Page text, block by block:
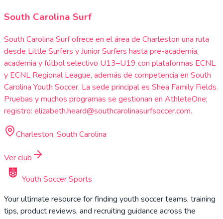
South Carolina Surf
South Carolina Surf ofrece en el área de Charleston una ruta
desde Little Surfers y Junior Surfers hasta pre-academia,
academia y fútbol selectivo U13–U19 con plataformas ECNL
y ECNL Regional League, además de competencia en South
Carolina Youth Soccer. La sede principal es Shea Family Fields.
Pruebas y muchos programas se gestionan en AthleteOne;
registro: elizabeth.heard@southcarolinasurfsoccer.com.
Charleston, South Carolina
Ver club
Youth Soccer Sports
Your ultimate resource for finding youth soccer teams, training
tips, product reviews, and recruiting guidance across the